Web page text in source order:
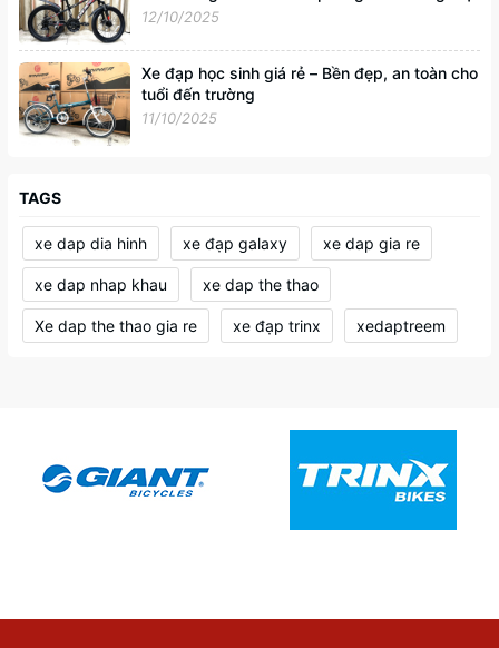
12/10/2025
Xe đạp học sinh giá rẻ – Bền đẹp, an toàn cho
tuổi đến trường
11/10/2025
TAGS
xe dap dia hinh xe đạp galaxy xe dap gia re
xe dap nhap khau xe dap the thao
Xe dap the thao gia re xe đạp trinx xedaptreem